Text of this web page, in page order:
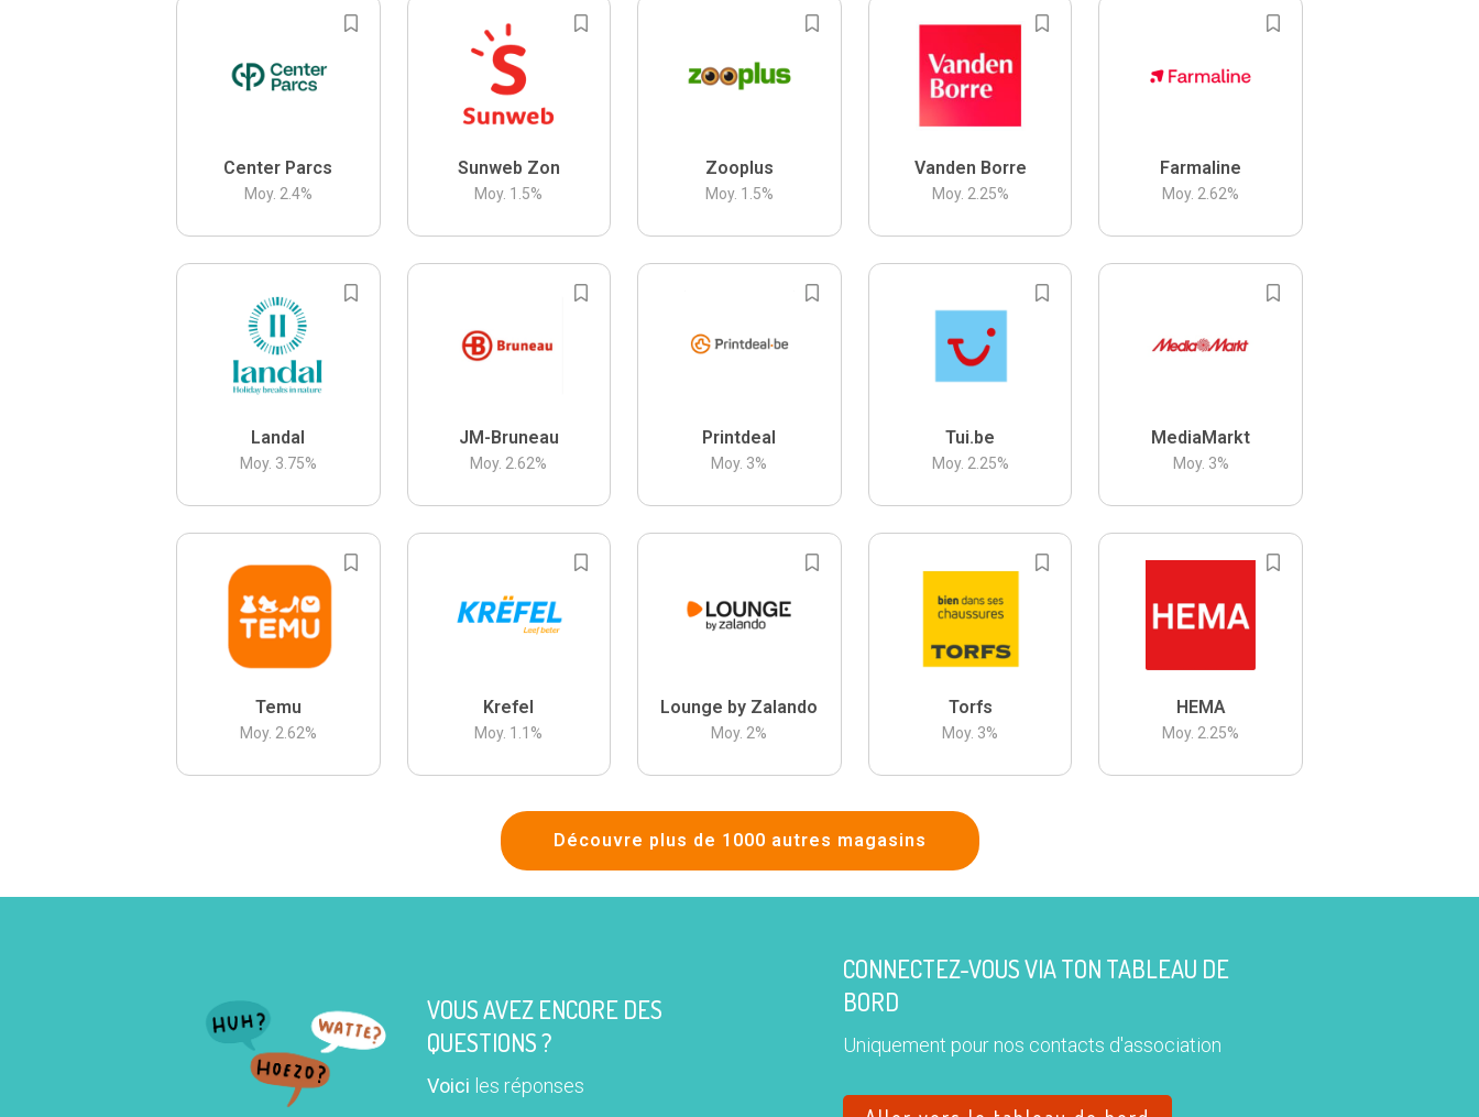
Center Parcs
Moy. 2.4%
Sunweb Zon
Moy. 1.5%
Zooplus
Moy. 1.5%
Vanden Borre
Moy. 2.25%
Farmaline
Moy. 2.62%
Landal
Moy. 3.75%
JM-Bruneau
Moy. 2.62%
Printdeal
Moy. 3%
Tui.be
Moy. 2.25%
MediaMarkt
Moy. 3%
Temu
Moy. 2.62%
Krefel
Moy. 1.1 %
Lounge by Zalando
Moy. 2%
Torfs
Moy. 3%
HEMA
Moy. 2.25%
Découvre plus de 1000 autres magasins
VOUS AVEZ ENCORE DES
QUESTIONS ?
Voici les réponses
CONNECTEZ-VOUS VIA TON TABLEAU DE
BORD
Uniquement pour nos contacts d'association